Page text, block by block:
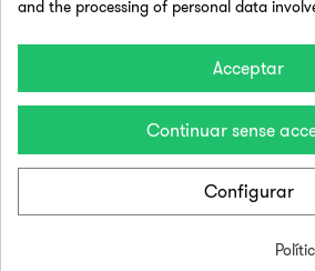
el dispensador de compreses i
sense aplicador.
📦 Què inclou cada
dispensador?
Mida
and the processing of personal data
Acceptar
Continuar sense
Configurar